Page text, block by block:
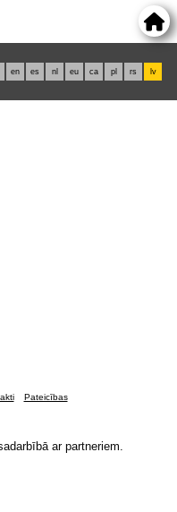
en es nl eu ca pl rs lv
Pateicības
ar partneriem.